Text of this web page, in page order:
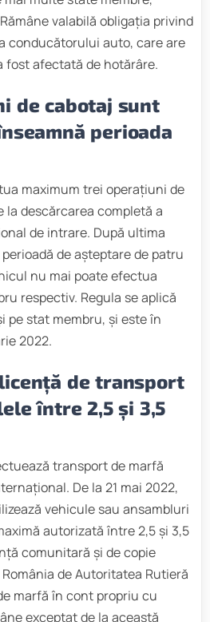
valabilă obligația privind
conducătorului auto, care are
fost afectată de hotărâre.
de cabotaj sunt
perioada
maximum trei operațiuni de
la descărcarea completă a
de intrare. După ultima
de așteptare de patru
nu mai poate efectua
respectiv. Regula se aplică
pe stat membru, și este în
2022.
de transport
între 2,5 și 3,5
transport de marfă
De la 21 mai 2022,
vehicule sau ansambluri
autorizată între 2,5 și 3,5
comunitară și de copie
de Autoritatea Rutieră
marfă în cont propriu cu
exceptat de la această